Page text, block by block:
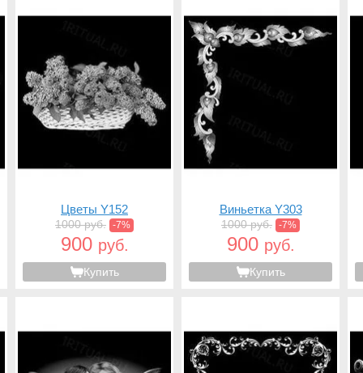
Цветы Y152
1000 руб. -7%
900 руб.
Купить
Виньетка Y303
1000 руб. -7%
900 руб.
Купить